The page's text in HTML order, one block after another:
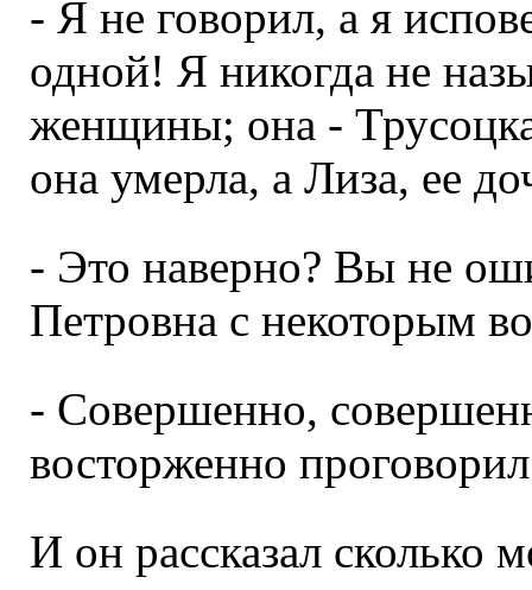
- Я не говорил, а я
одной! Я никогда не
женщины; она -
она умерла, а Лиза, ее
- Это наверно? Вы не
Петровна с некоторым
- Совершенно,
восторженно
И он рассказал сколько